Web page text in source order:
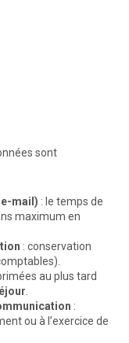
sont
mail) : le temps de
maximum en
: conservation
au plus tard
:
ou à l’exercice de